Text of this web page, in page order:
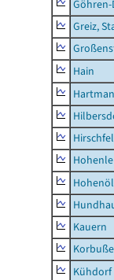
Greiz,
Hain
Kauern
Kühdorf